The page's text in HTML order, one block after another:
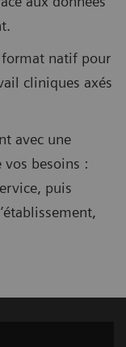
format natif pour
cliniques axés
avec une
besoins :
puis